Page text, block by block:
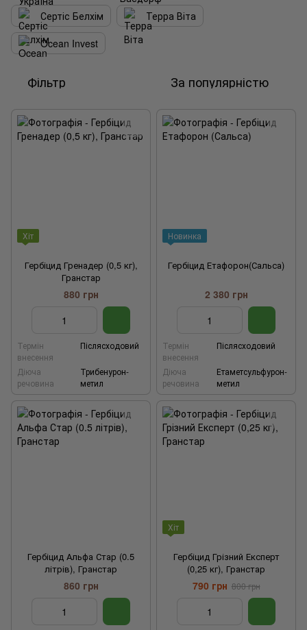
Сертіс Белхім
Терра Віта
Ocean Invest
Фільтр За популярністю
Хіт
Гербіцид Гренадер (0,5 кг),
Гранстар
880 грн
Термін
внесення
Післясходовий
Діюча
речовина
Трибенурон-
метил
Новинка
Гербіцид Етафорон(Сальса)
2 380 грн
Термін
внесення
Післясходовий
Діюча
речовина
Етаметсульфурон-
метил
Гербіцид Альфа Стар (0.5
літрів), Гранстар
860 грн
Хіт
Гербіцид Грізний Експерт
(0,25 кг), Гранстар
790 грн 800 грн